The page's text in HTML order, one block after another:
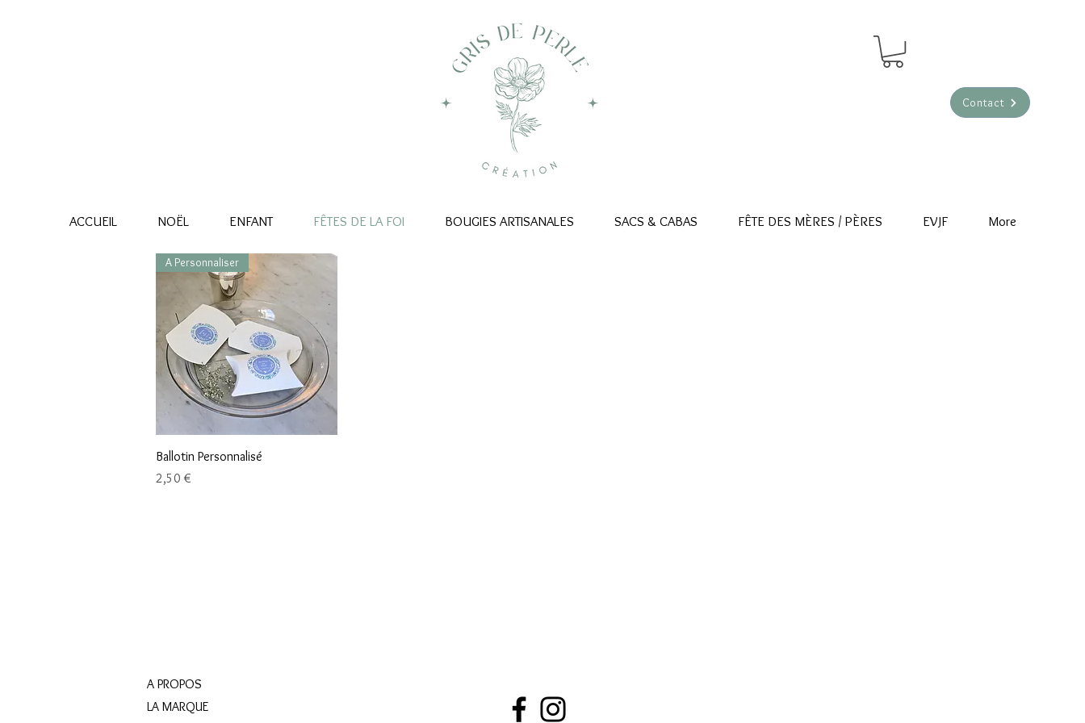
Contact
ACCUEIL NOËL ENFANT FÊTES DE LA FOI BOUGIES ARTISANALES SACS & CABAS FÊTE DES MÈRES / PÈRES EVJF More
Aperçu rapide
A Personnaliser
Ballotin Personnalisé
Prix
2,50 €
A PROPOS
LA MARQUE